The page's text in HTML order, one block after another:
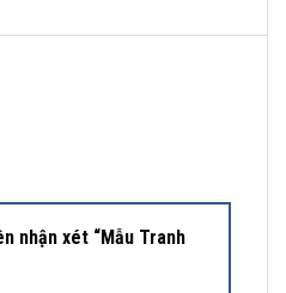
nhận xét “Mẫu Tranh